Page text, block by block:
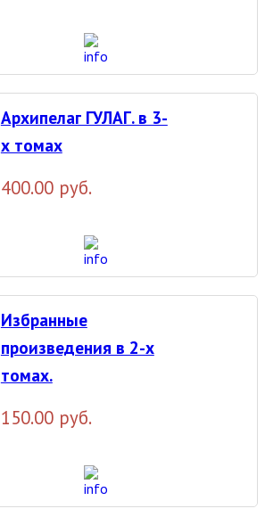
Архипелаг ГУЛАГ. в 3-
х томах
400.00 руб.
Избранные
произведения в 2-х
томах.
150.00 руб.